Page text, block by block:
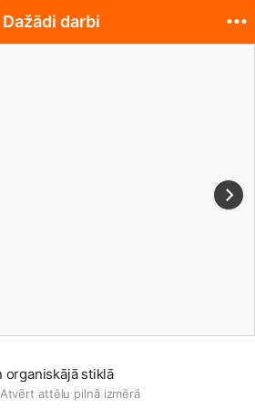
organiskājā stiklā
Atvērt attēlu pilnā izmērā
Dažādi darbi